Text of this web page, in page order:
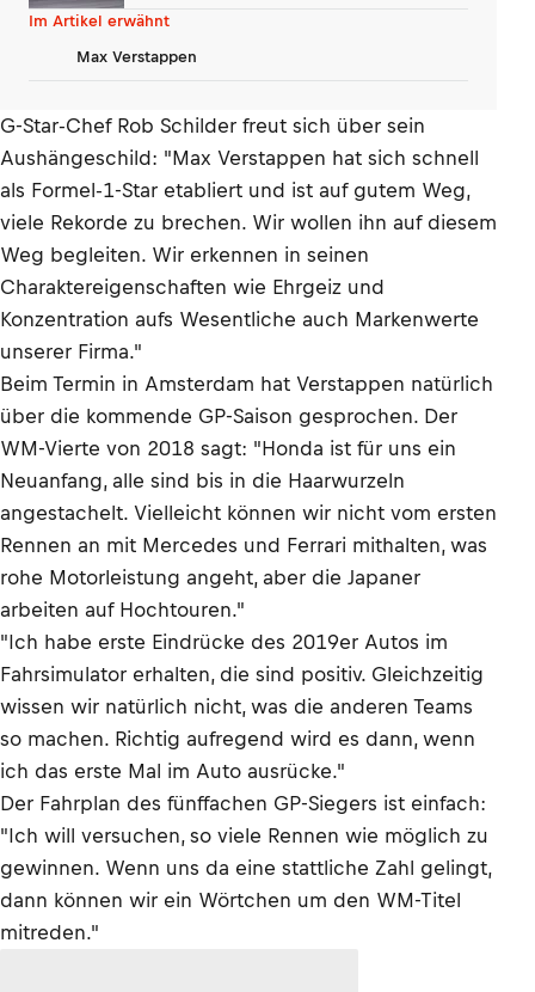
Helm
Im Artikel erwähnt
Max Verstappen
G-Star-Chef Rob Schilder freut sich über sein
Aushängeschild: "Max Verstappen hat sich schnell
als Formel-1-Star etabliert und ist auf gutem Weg,
viele Rekorde zu brechen. Wir wollen ihn auf diesem
Weg begleiten. Wir erkennen in seinen
Charaktereigenschaften wie Ehrgeiz und
Konzentration aufs Wesentliche auch Markenwerte
unserer Firma."
Beim Termin in Amsterdam hat Verstappen natürlich
über die kommende GP-Saison gesprochen. Der
WM-Vierte von 2018 sagt: "Honda ist für uns ein
Neuanfang, alle sind bis in die Haarwurzeln
angestachelt. Vielleicht können wir nicht vom ersten
Rennen an mit Mercedes und Ferrari mithalten, was
rohe Motorleistung angeht, aber die Japaner
arbeiten auf Hochtouren."
"Ich habe erste Eindrücke des 2019er Autos im
Fahrsimulator erhalten, die sind positiv. Gleichzeitig
wissen wir natürlich nicht, was die anderen Teams
so machen. Richtig aufregend wird es dann, wenn
ich das erste Mal im Auto ausrücke."
Der Fahrplan des fünffachen GP-Siegers ist einfach:
"Ich will versuchen, so viele Rennen wie möglich zu
gewinnen. Wenn uns da eine stattliche Zahl gelingt,
dann können wir ein Wörtchen um den WM-Titel
mitreden."